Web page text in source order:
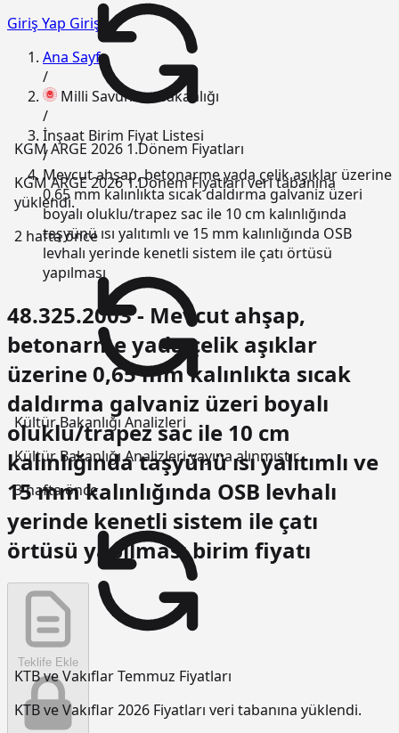
KGM ARGE 2026 1.Dönem Fiyatları
KGM ARGE 2026 1.Dönem Fiyatları veri tabanına
yüklendi.
2 hafta önce
Kültür Bakanlığı Analizleri
Kültür Bakanlığı Analizleri yayına alınmıştır..
3 hafta önce
KTB ve Vakıflar Temmuz Fiyatları
KTB ve Vakıflar 2026 Fiyatları veri tabanına yüklendi.
Giriş Yap Giriş
Ana Sayfa
/
Milli Savunma Bakanlığı
/
İnşaat Birim Fiyat Listesi
/
Mevcut ahşap, betonarme yada çelik aşıklar üzerine
0,65 mm kalınlıkta sıcak daldırma galvaniz üzeri
boyalı oluklu/trapez sac ile 10 cm kalınlığında
taşyünü ısı yalıtımlı ve 15 mm kalınlığında OSB
levhalı yerinde kenetli sistem ile çatı örtüsü
yapılması
48.325.2003 - Mevcut ahşap,
betonarme yada çelik aşıklar
üzerine 0,65 mm kalınlıkta sıcak
daldırma galvaniz üzeri boyalı
oluklu/trapez sac ile 10 cm
kalınlığında taşyünü ısı yalıtımlı ve
15 mm kalınlığında OSB levhalı
yerinde kenetli sistem ile çatı
örtüsü yapılması birim fiyatı
Teklife Ekle